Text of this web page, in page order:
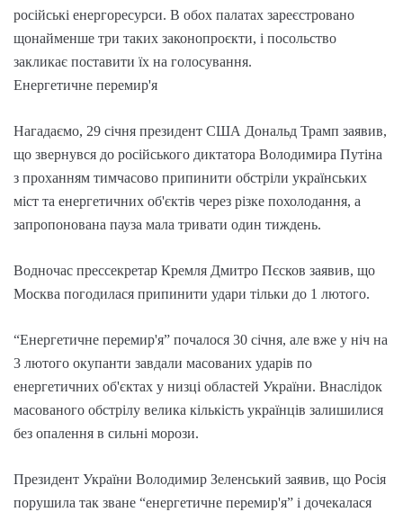
російські енергоресурси. В обох палатах зареєстровано
щонайменше три таких законопроєкти, і посольство
закликає поставити їх на голосування.
Енергетичне перемир'я
Нагадаємо, 29 січня президент США Дональд Трамп заявив,
що звернувся до російського диктатора Володимира Путіна
з проханням тимчасово припинити обстріли українських
міст та енергетичних об'єктів через різке похолодання, а
запропонована пауза мала тривати один тиждень.
Водночас прессекретар Кремля Дмитро Пєсков заявив, що
Москва погодилася припинити удари тільки до 1 лютого.
“Енергетичне перемир'я” почалося 30 січня, але вже у ніч на
3 лютого окупанти завдали масованих ударів по
енергетичних об'єктах у низці областей України. Внаслідок
масованого обстрілу велика кількість українців залишилися
без опалення в сильні морози.
Президент України Володимир Зеленський заявив, що Росія
порушила так зване “енергетичне перемир'я” і дочекалася